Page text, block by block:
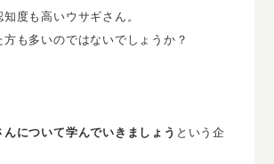
度も高いウサギさん。
も多いのではないでしょうか？
んについて学んでいきましょう という企